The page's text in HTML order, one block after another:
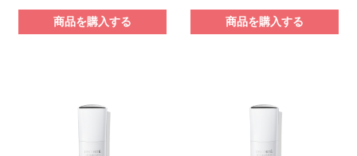
商品を購入する 商品を購入する